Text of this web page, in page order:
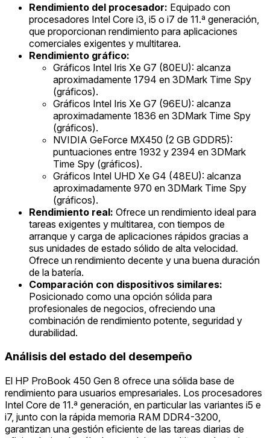
Rendimiento del procesador: Equipado con
procesadores Intel Core i3, i5 o i7 de 11.ª generación,
que proporcionan rendimiento para aplicaciones
comerciales exigentes y multitarea.
Rendimiento gráfico:
Gráficos Intel Iris Xe G7 (80EU): alcanza
aproximadamente 1794 en 3DMark Time Spy
(gráficos).
Gráficos Intel Iris Xe G7 (96EU): alcanza
aproximadamente 1836 en 3DMark Time Spy
(gráficos).
NVIDIA GeForce MX450 (2 GB GDDR5):
puntuaciones entre 1932 y 2394 en 3DMark
Time Spy (gráficos).
Gráficos Intel UHD Xe G4 (48EU): alcanza
aproximadamente 970 en 3DMark Time Spy
(gráficos).
Rendimiento real: Ofrece un rendimiento ideal para
tareas exigentes y multitarea, con tiempos de
arranque y carga de aplicaciones rápidos gracias a
sus unidades de estado sólido de alta velocidad.
Ofrece un rendimiento decente y una buena duración
de la batería.
Comparación con dispositivos similares:
Posicionado como una opción sólida para
profesionales de negocios, ofreciendo una
combinación de rendimiento potente, seguridad y
durabilidad.
Análisis del estado del desempeño
El HP ProBook 450 Gen 8 ofrece una sólida base de
rendimiento para usuarios empresariales. Los procesadores
Intel Core de 11.ª generación, en particular las variantes i5 e
i7, junto con la rápida memoria RAM DDR4-3200,
garantizan una gestión eficiente de las tareas diarias de